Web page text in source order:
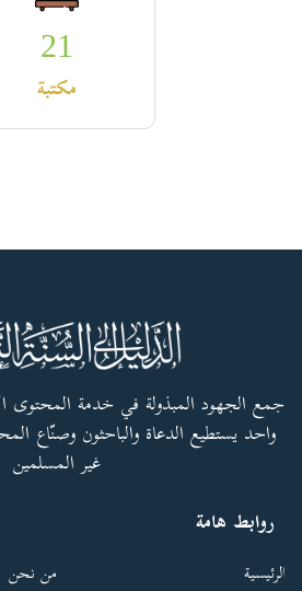
21
مكتبة
جمع الجهود المبذولة في خدمة المحتوى
واحد يستطيع الدعاة والباحثون وصنّاع
غير المسلمين
روابط هامة
الرئيسية
من نحن